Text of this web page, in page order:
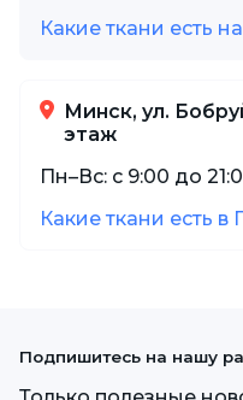
Какие ткани есть
Минск, ул.
этаж
Пн–Вс: с 9:00 до
Какие ткани есть в
Подпишитесь на нашу